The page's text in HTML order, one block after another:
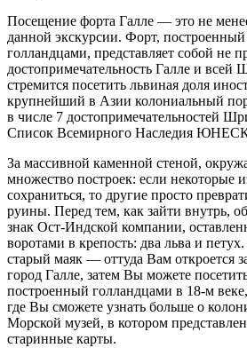
Посещение форта Галле — это не
данной экскурсии. Форт,
голландцами, представляет собой не
достопримечательность Галле и
стремится посетить львиная доля
крупнейший в Азии колониальный
в числе 7 достопримечательностей
Список Всемирного Наследия
За массивной каменной стеной,
множество построек: если некоторые
сохраниться, то другие просто
руины. Перед тем, как зайти внутрь,
знак Ост-Индской компании,
воротами в крепость: два льва и
старый маяк — оттуда Вам откроется
город Галле, затем Вы можете
построенный голландцами в 18-м
где Вы сможете узнать больше о
Морской музей, в котором
старинные карты.